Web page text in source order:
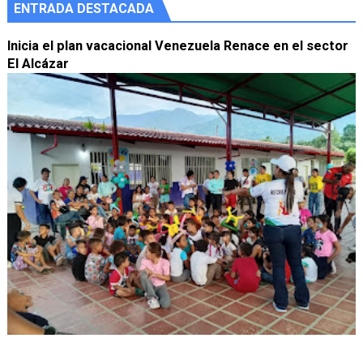
ENTRADA DESTACADA
Inicia el plan vacacional Venezuela Renace en el sector
El Alcázar